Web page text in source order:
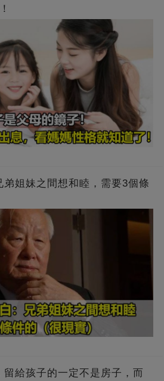
姐妹之間想和睦，需要3個條
給孩子的一定不是房子，而